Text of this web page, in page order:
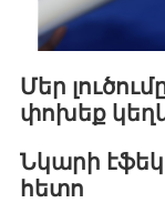
Մեր
փոխեք
Նկարի
հետո